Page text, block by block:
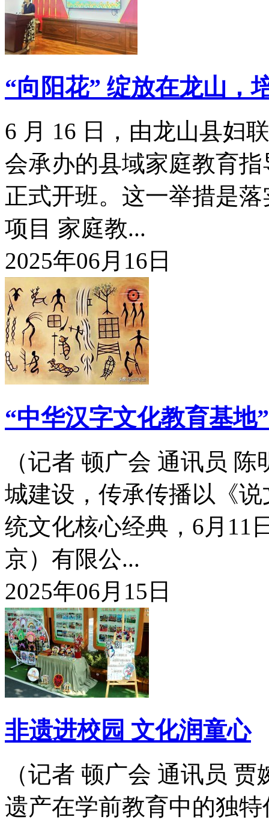
“向阳花” 绽放在龙山，
6 月 16 日，由龙山县妇
会承办的县域家庭教育
正式开班。这一举措是
项目 家庭教...
2025年06月16日
“中华汉字文化教育基地
（记者 顿广会 通讯员
城建设，传承传播以《
统文化核心经典，6月11
京）有限公...
2025年06月15日
非遗进校园 文化润童心
（记者 顿广会 通讯员
遗产在学前教育中的独